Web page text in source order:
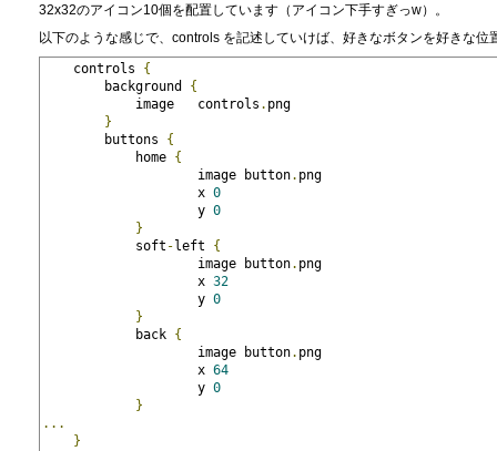
32x32のアイコン10個を配置しています（アイコン下手すぎっw）。
以下のような感じで、controls を記述していけば、好きなボタンを好きな位
controls {
background {
image   controls . png
}
buttons {
home {
image button. png
x 0
y 0
}
soft -left {
image button. png
x 32
y 0
}
back {
image button. png
x 64
y 0
}
...
}